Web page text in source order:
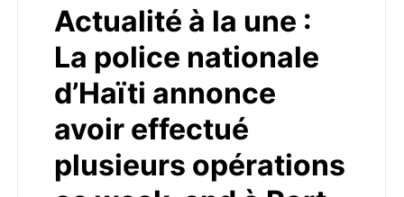
Actualité à la une :
La police nationale
d’Haïti annonce
avoir effectué
plusieurs opérations